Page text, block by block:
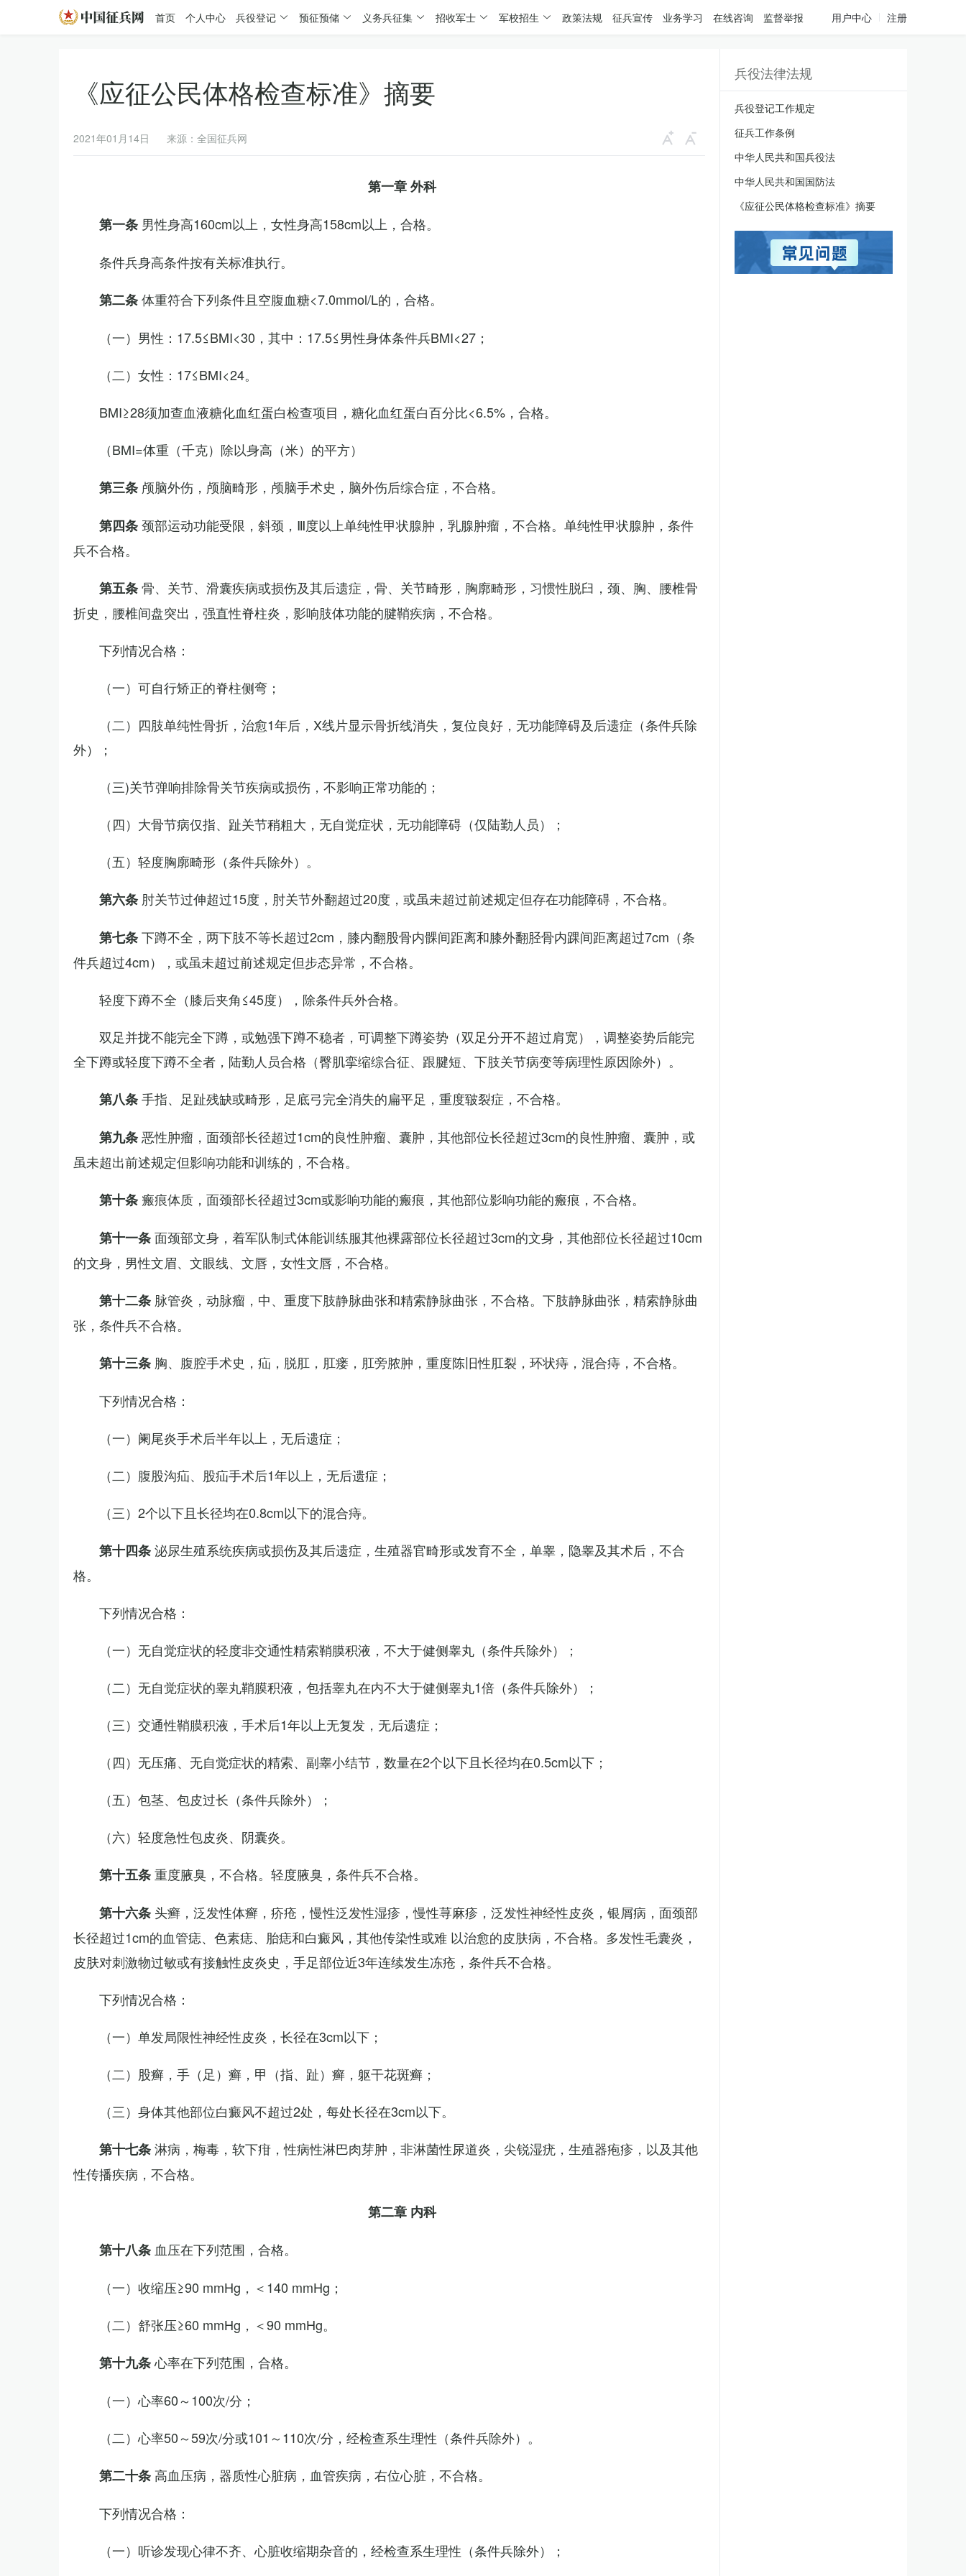
首页 个人中心 兵役登记 预征预储 义务兵征集 招收军士 军校招生 政策法规 征兵宣传 业务学习 在线咨询 监督举报 用户中心 注册
《应征公民体格检查标准》摘要
2021年01月14日 来源：全国征兵网
第一章 外科
第一条 男性身高160cm以上，女性身高158cm以上，合格。
条件兵身高条件按有关标准执行。
第二条体重符合下列条件且空腹血糖<7.0mmol/L的，合格。
（一）男性：17.5≤BMI<30，其中：17.5≤男性身体条件兵BMI<27；
（二）女性：17≤BMI<24。
BMI≥28须加查血液糖化血红蛋白检查项目，糖化血红蛋白百分比<6.5%，合格。
（BMI=体重（千克）除以身高（米）的平方）
第三条 颅脑外伤，颅脑畸形，颅脑手术史，脑外伤后综合症，不合格。
第四条颈部运动功能受限，斜颈，Ⅲ度以上单纯性甲状腺肿，乳腺肿瘤，不合格。单纯性甲状腺肿，条件
兵不合格。
第五条骨、关节、滑囊疾病或损伤及其后遗症，骨、关节畸形，胸廓畸形，习惯性脱臼，颈、胸、腰椎骨
折史，腰椎间盘突出，强直性脊柱炎，影响肢体功能的腱鞘疾病，不合格。
下列情况合格：
（一）可自行矫正的脊柱侧弯；
（二）四肢单纯性骨折，治愈1年后，X线片显示骨折线消失，复位良好，无功能障碍及后遗症（条件兵除
外）；
（三)关节弹响排除骨关节疾病或损伤，不影响正常功能的；
（四）大骨节病仅指、趾关节稍粗大，无自觉症状，无功能障碍（仅陆勤人员）；
（五）轻度胸廓畸形（条件兵除外）。
第六条 肘关节过伸超过15度，肘关节外翻超过20度，或虽未超过前述规定但存在功能障碍，不合格。
第七条下蹲不全，两下肢不等长超过2cm，膝内翻股骨内髁间距离和膝外翻胫骨内踝间距离超过7cm（条
件兵超过4cm），或虽未超过前述规定但步态异常，不合格。
轻度下蹲不全（膝后夹角≤45度），除条件兵外合格。
双足并拢不能完全下蹲，或勉强下蹲不稳者，可调整下蹲姿势（双足分开不超过肩宽），调整姿势后能完
全下蹲或轻度下蹲不全者，陆勤人员合格（臀肌挛缩综合征、跟腱短、下肢关节病变等病理性原因除外）。
第八条手指、足趾残缺或畸形，足底弓完全消失的扁平足，重度皲裂症，不合格。
第九条恶性肿瘤，面颈部长径超过1cm的良性肿瘤、囊肿，其他部位长径超过3cm的良性肿瘤、囊肿，或
虽未超出前述规定但影响功能和训练的，不合格。
第十条 瘢痕体质，面颈部长径超过3cm或影响功能的瘢痕，其他部位影响功能的瘢痕，不合格。
第十一条面颈部文身，着军队制式体能训练服其他裸露部位长径超过3cm的文身，其他部位长径超过10cm
的文身，男性文眉、文眼线、文唇，女性文唇，不合格。
第十二条 脉管炎，动脉瘤，中、重度下肢静脉曲张和精索静脉曲张，不合格。下肢静脉曲张，精索静脉曲
张，条件兵不合格。
第十三条 胸、腹腔手术史，疝，脱肛，肛瘘，肛旁脓肿，重度陈旧性肛裂，环状痔，混合痔，不合格。
下列情况合格：
（一）阑尾炎手术后半年以上，无后遗症；
（二）腹股沟疝、股疝手术后1年以上，无后遗症；
（三）2个以下且长径均在0.8cm以下的混合痔。
第十四条泌尿生殖系统疾病或损伤及其后遗症，生殖器官畸形或发育不全，单睾，隐睾及其术后，不合
格。
下列情况合格：
（一）无自觉症状的轻度非交通性精索鞘膜积液，不大于健侧睾丸（条件兵除外）；
（二）无自觉症状的睾丸鞘膜积液，包括睾丸在内不大于健侧睾丸1倍（条件兵除外）；
（三）交通性鞘膜积液，手术后1年以上无复发，无后遗症；
（四）无压痛、无自觉症状的精索、副睾小结节，数量在2个以下且长径均在0.5cm以下；
（五）包茎、包皮过长（条件兵除外）；
（六）轻度急性包皮炎、阴囊炎。
第十五条重度腋臭，不合格。轻度腋臭，条件兵不合格。
第十六条 头癣，泛发性体癣，疥疮，慢性泛发性湿疹，慢性荨麻疹，泛发性神经性皮炎，银屑病，面颈部
长径超过1cm的血管痣、色素痣、胎痣和白癜风，其他传染性或难 以治愈的皮肤病，不合格。多发性毛囊炎，
皮肤对刺激物过敏或有接触性皮炎史，手足部位近3年连续发生冻疮，条件兵不合格。
下列情况合格：
（一）单发局限性神经性皮炎，长径在3cm以下；
（二）股癣，手（足）癣，甲（指、趾）癣，躯干花斑癣；
（三）身体其他部位白癜风不超过2处，每处长径在3cm以下。
第十七条淋病，梅毒，软下疳，性病性淋巴肉芽肿，非淋菌性尿道炎，尖锐湿疣，生殖器疱疹，以及其他
性传播疾病，不合格。
第二章 内科
第十八条 血压在下列范围，合格。
（一）收缩压≥90 mmHg，＜140 mmHg；
（二）舒张压≥60 mmHg，＜90 mmHg。
第十九条心率在下列范围，合格。
（一）心率60～100次/分；
（二）心率50～59次/分或101～110次/分，经检查系生理性（条件兵除外）。
第二十条 高血压病，器质性心脏病，血管疾病，右位心脏，不合格。
下列情况合格：
（一）听诊发现心律不齐、心脏收缩期杂音的，经检查系生理性（条件兵除外）；
兵役法律法规
兵役登记工作规定
征兵工作条例
中华人民共和国兵役法
中华人民共和国国防法
《应征公民体格检查标准》摘要